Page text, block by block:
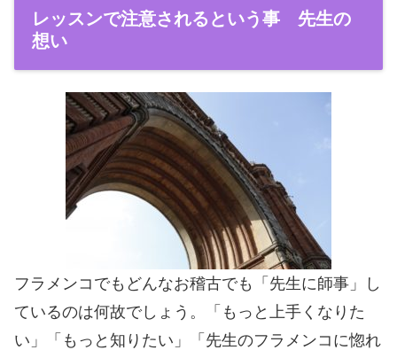
レッスンで注意されるという事 先生の
想い
フラメンコでもどんなお稽古でも「先生に師事」し
ているのは何故でしょう。「もっと上手くなりた
い」「もっと知りたい」「先生のフラメンコに惚れ